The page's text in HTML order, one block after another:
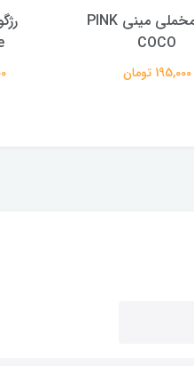
رژلب مخملی مینی PINK
COCO
195,000 تومان